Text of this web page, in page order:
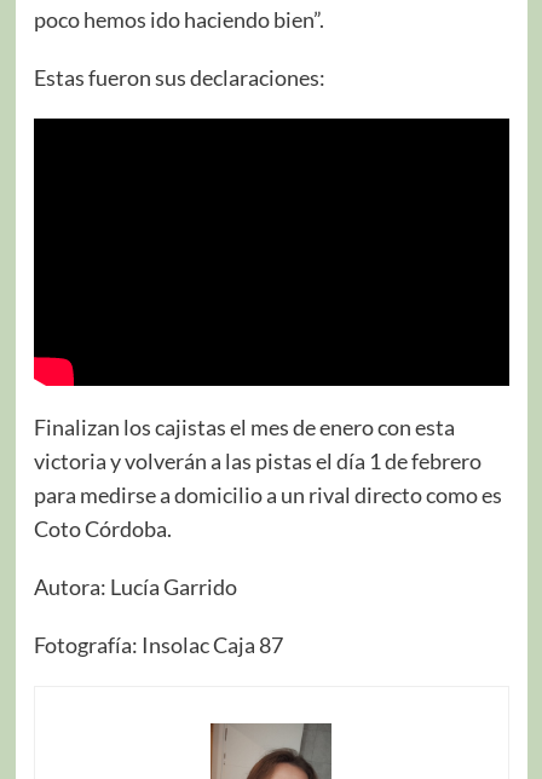
poco hemos ido haciendo bien”.
Estas fueron sus declaraciones:
Finalizan los cajistas el mes de enero con esta
victoria y volverán a las pistas el día 1 de febrero
para medirse a domicilio a un rival directo como es
Coto Córdoba.
Autora: Lucía Garrido
Fotografía: Insolac Caja 87